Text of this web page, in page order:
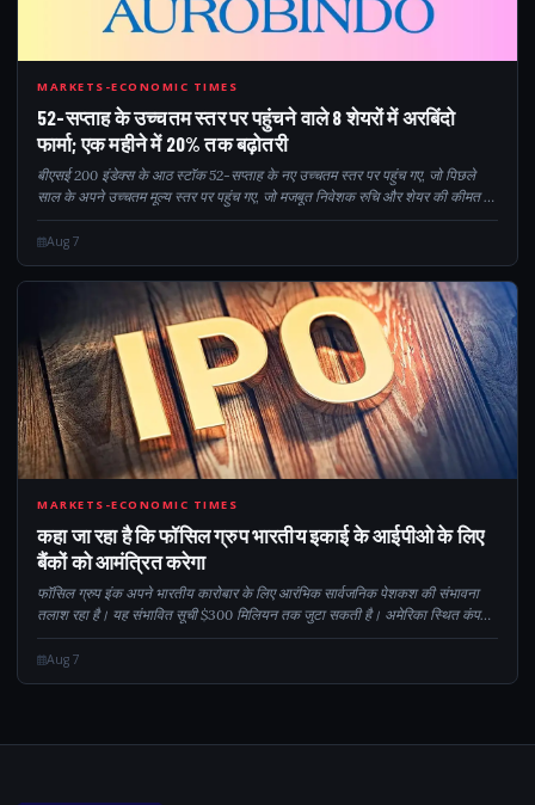
528
MARKETS-ECONOMIC TIMES
52-सप्ताह के उच्चतम स्तर पर पहुंचने वाले 8 शेयरों में अरबिंदो
फार्मा; एक महीने में 20% तक बढ़ोतरी
बीएसई 200 इंडेक्स के आठ स्टॉक 52-सप्ताह के नए उच्चतम स्तर पर पहुंच गए, जो पिछले
साल के अपने उच्चतम मूल्य स्तर पर पहुंच गए, जो मजबूत निवेशक रुचि और शेयर की कीमत में
संभावित बढ़ोतरी का संकेत देता है।
Aug 7
CM
MARKETS-ECONOMIC TIMES
कहा जा रहा है कि फॉसिल ग्रुप भारतीय इकाई के आईपीओ के लिए
बैंकों को आमंत्रित करेगा
फॉसिल ग्रुप इंक अपने भारतीय कारोबार के लिए आरंभिक सार्वजनिक पेशकश की संभावना
तलाश रहा है। यह संभावित सूची $300 मिलियन तक जुटा सकती है। अमेरिका स्थित कंपनी
फॉसिल इंडिया में 25% तक हिस्सेदारी बेच सकती है। इस कदम के लिए...
Aug 7